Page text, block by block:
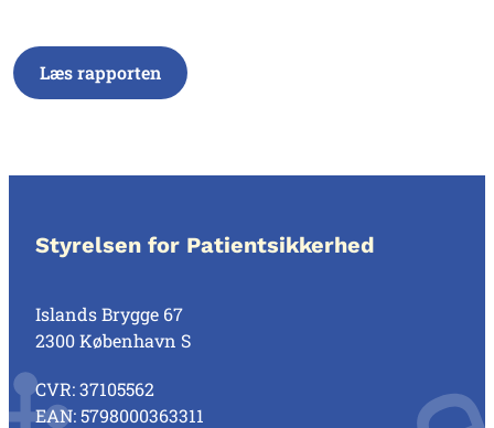
Læs rapporten
Styrelsen for Patientsikkerhed
Islands Brygge 67
2300 København S
CVR: 37105562
EAN: 5798000363311